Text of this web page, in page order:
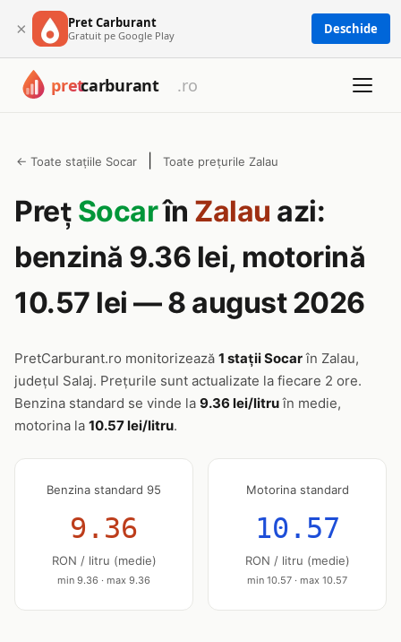
× Pret Carburant
Gratuit pe Google Play Deschide
← Toate stațiile Socar Toate prețurile Zalau
Preț Socarîn Zalau azi:
benzină 9.36 lei, motorină
10.57 lei — 8 august 2026
PretCarburant.ro monitorizează 1 stații Socarîn Zalau,
județul Salaj. Prețurile sunt actualizate la fiecare 2 ore.
Benzina standard se vinde la 9.36 lei/litruîn medie,
motorina la 10.57 lei/litru.
Benzina standard 95
9.36
RON / litru (medie)
min 9.36 · max 9.36
Motorina standard
10.57
RON / litru (medie)
min 10.57 · max 10.57